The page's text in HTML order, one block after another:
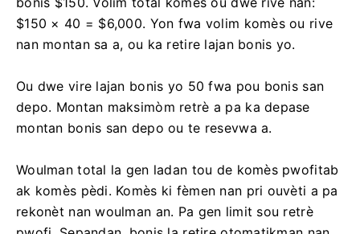
Pa egzanp, ou ranpli kont ou epi ou resevwa yon
bonis $150. Volim total komès ou dwe rive nan:
$150 × 40 = $6,000. Yon fwa volim komès ou rive
Ou dwe vire lajan bonis yo 50 fwa pou bonis san
depo. Montan maksimòm retrè a pa ka depase
Woulman total la gen ladan tou de komès pwofitab
ak komès pèdi. Komès ki fèmen nan pri ouvèti a pa